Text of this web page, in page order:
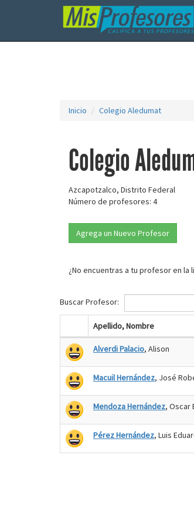
Inicio Colegio Aledumat
Colegio
Azcapotzalco, Distrito Federal
Número de profesores: 4
Agrega un Nuevo Profesor
¿No encuentras a tu profesor en la
Buscar Profesor:
Apellido, Nombre
Alverdi Palacio, Alison
Macuil Hernández, José
Mendoza Hernández, Oscar
Pérez Hernández, Luis